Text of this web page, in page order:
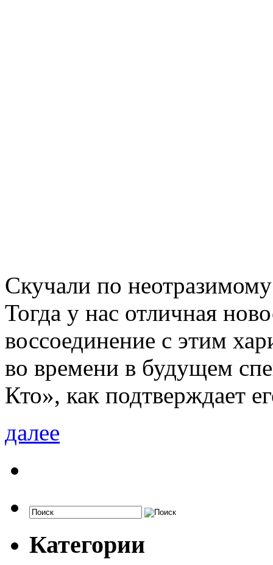
Скучали по
Тогда у нас отличная
воссоединение с этим
во времени в будущем
Кто», как подтверждает
далее
Категории